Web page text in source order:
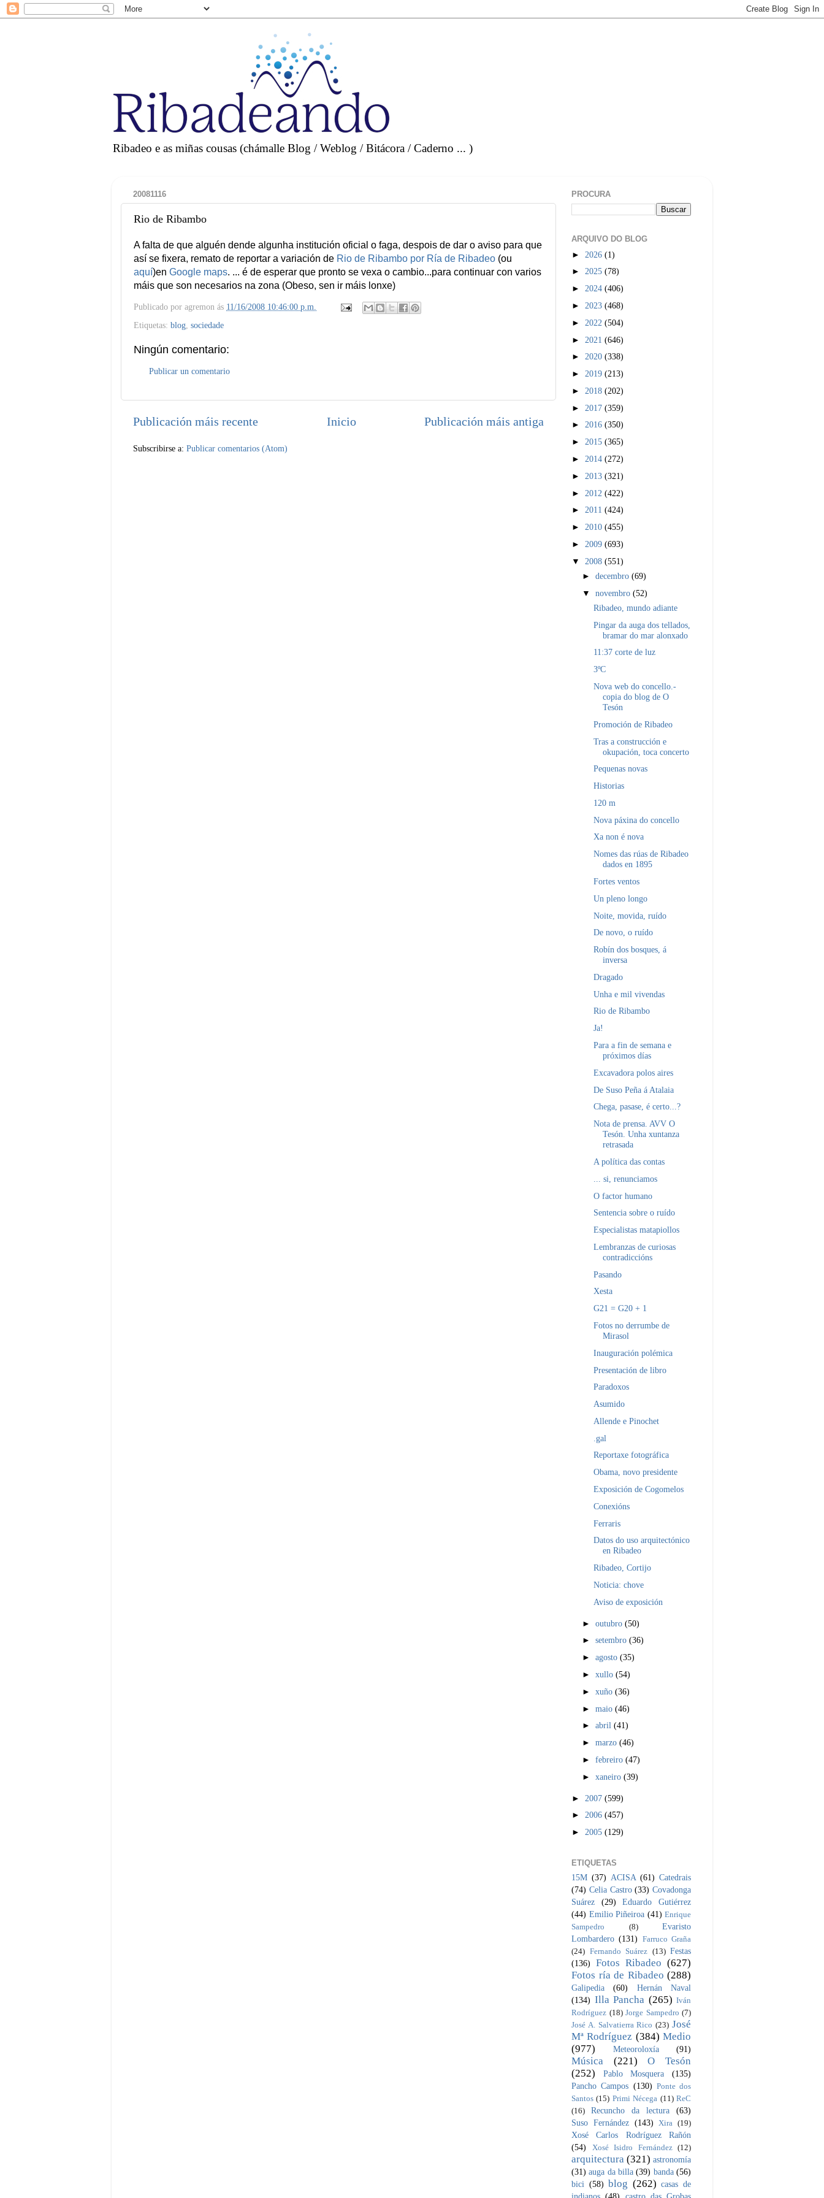
Ribadeo e as miñas cousas (chámalle Blog / Weblog / Bitácora / Caderno ... )
20081116
Rio de Ribambo
A falta de que alguén dende algunha institución oficial o faga, despois de dar o aviso para que
así se fixera, remato de reportar a variación de Rio de Ribambo por Ría de Ribadeo (ou
aquí)en Google maps. ... é de esperar que pronto se vexa o cambio...para continuar con varios
máis que son necesarios na zona (Obeso, sen ir máis lonxe)
Publicado por agremon ás 11/16/2008 10:46:00 p.m.
Etiquetas: blog sociedade
Ningún comentario:
Publicar un comentario
Publicación máis recente Publicación máis antiga
Inicio
Subscribirse a: Publicar comentarios (Atom)
PROCURA
ARQUIVO DO BLOG
► 2026 (1)
► 2025 (78)
► 2024 (406)
► 2023 (468)
► 2022 (504)
► 2021 (646)
► 2020 (338)
► 2019 (213)
► 2018 (202)
► 2017 (359)
► 2016 (350)
► 2015 (365)
► 2014 (272)
► 2013 (321)
► 2012 (422)
► 2011 (424)
► 2010 (455)
► 2009 (693)
▼ 2008 (551)
►decembro(69)
▼novembro(52)
Ribadeo, mundo adiante
Pingar da auga dos tellados,
bramar do mar alonxado
11:37 corte de luz
3ºC
Nova web do concello.-
copia do blog de O
Tesón
Promoción de Ribadeo
Tras a construcción e
okupación, toca concerto
Pequenas novas
Historias
120 m
Nova páxina do concello
Xa non é nova
Nomes das rúas de Ribadeo
dados en 1895
Fortes ventos
Un pleno longo
Noite, movida, ruído
De novo, o ruído
Robín dos bosques, á
inversa
Dragado
Unha e mil vivendas
Rio de Ribambo
Ja!
Para a fin de semana e
próximos días
Excavadora polos aires
De Suso Peña á Atalaia
Chega, pasase, é certo...?
Nota de prensa. AVV O
Tesón. Unha xuntanza
retrasada
A política das contas
... si, renunciamos
O factor humano
Sentencia sobre o ruído
Especialistas matapiollos
Lembranzas de curiosas
contradiccións
Pasando
Xesta
G21 = G20 + 1
Fotos no derrumbe de
Mirasol
Inauguración polémica
Presentación de libro
Paradoxos
Asumido
Allende e Pinochet
.gal
Reportaxe fotográfica
Obama, novo presidente
Exposición de Cogomelos
Conexións
Ferraris
Datos do uso arquitectónico
en Ribadeo
Ribadeo, Cortijo
Noticia: chove
Aviso de exposición
►outubro(50)
►setembro(36)
►agosto(35)
►xullo(54)
►xuño(36)
►maio(46)
►abril(41)
►marzo(46)
►febreiro(47)
►xaneiro(39)
► 2007 (599)
► 2006 (457)
► 2005 (129)
ETIQUETAS
15M (37) ACISA (61) Catedrais
(74) Celia Castro (33) Covadonga
Suárez
(29)
Eduardo Gutiérrez
(44) Emilio Piñeiroa (41) Enrique
Sampedro
(8)
Evaristo
Lombardero (131) Farruco Graña
(24) Fernando Suárez (13) Festas
(136)
Fotos Ribadeo (627)
Fotos ría de Ribadeo (288)
Galipedia (60)
Hernán Naval
(134) Illa Pancha (265) Iván
Rodríguez (18) Jorge Sampedro (7)
José A. Salvatierra Rico (23) José
Mª Rodríguez (384) Medio
(977)
Meteoroloxía (91)
Música (221)
O Tesón
(252)
Pablo Mosquera
(135)
Pancho Campos (130) Ponte dos
Santos (15) Primi Nécega (11) ReC
(16)
Recuncho da lectura
(63)
Suso Fernández (143) Xira (19)
Xosé Carlos Rodríguez Rañón
(54)
Xosé Isidro Fernández (12)
arquitectura (321) astronomía
(31) auga da billa (39) banda (56)
bici (58) blog (262) casas de